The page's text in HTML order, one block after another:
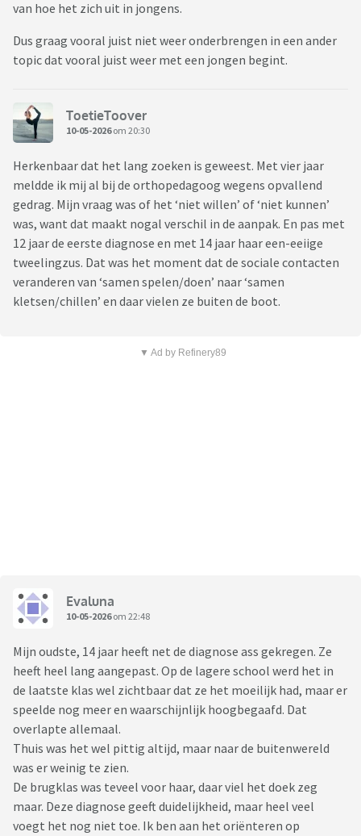
van hoe het zich uit in jongens.
Dus graag vooral juist niet weer onderbrengen in een ander
topic dat vooral juist weer met een jongen begint.
ToetieToover
10-05-2026om 20:30
Herkenbaar dat het lang zoeken is geweest. Met vier jaar
meldde ik mij al bij de orthopedagoog wegens opvallend
gedrag. Mijn vraag was of het ‘niet willen’ of ‘niet kunnen’
was, want dat maakt nogal verschil in de aanpak. En pas met
12 jaar de eerste diagnose en met 14 jaar haar een-eeiige
tweelingzus. Dat was het moment dat de sociale contacten
veranderen van ‘samen spelen/doen’ naar ‘samen
kletsen/chillen’ en daar vielen ze buiten de boot.
▼ Ad by Refinery89
Evaluna
10-05-2026om 22:48
Mijn oudste, 14 jaar heeft net de diagnose ass gekregen. Ze
heeft heel lang aangepast. Op de lagere school werd het in
de laatste klas wel zichtbaar dat ze het moeilijk had, maar er
speelde nog meer en waarschijnlijk hoogbegaafd. Dat
overlapte allemaal.
Thuis was het wel pittig altijd, maar naar de buitenwereld
was er weinig te zien.
De brugklas was teveel voor haar, daar viel het doek zeg
maar. Deze diagnose geeft duidelijkheid, maar heel veel
voegt het nog niet toe. Ik ben aan het oriënteren op